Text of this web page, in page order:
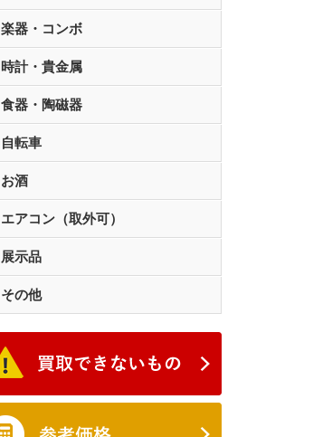
楽器・コンボ
時計・貴金属
食器・陶磁器
自転車
お酒
エアコン（取外可）
展示品
その他